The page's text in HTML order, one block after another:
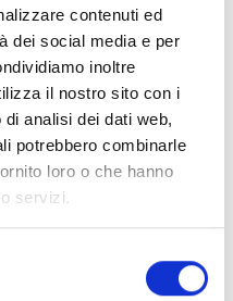
contenuti ed
dei social media e per
inoltre
il nostro sito con i
analisi dei dati web,
potrebbero combinarle
loro o che hanno
servizi.
un ID
utilizzato per
dati statistici
il visitatore
il sito internet.
1 giorno
statistiche
accessi al sito
come
1 giorno